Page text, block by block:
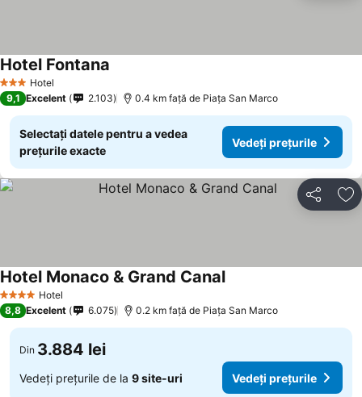
3 SteleHotel
Hotel Fontana
9,1 Excelent 2.103 0.4 km faţă de Piaţa San Marco
Selectați datele pentru a vedea
prețurile exacte
Vedeți prețurile
Distribuiți
4 Stele Hotel
Hotel Monaco & Grand CanalVedeți prețurile
8,8 Excelent 6.075 0.2 km faţă de Piaţa San Marco
Din 3.884 lei
Vedeți prețurile de la 9 site-uri Vedeți prețurile